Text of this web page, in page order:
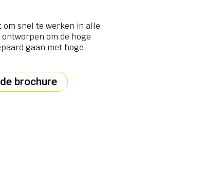
snel te werken in alle
om de hoge
gaan met hoge
brochure